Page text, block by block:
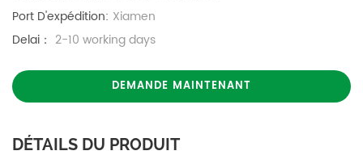
Port D'expédition: Xiamen
Delai： 2-10 working days
DEMANDE MAINTENANT
DÉTAILS DU PRODUIT